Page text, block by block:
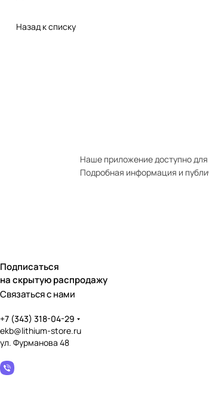
Назад к списку
Наше приложение доступно для
Подробная информация и
Подписаться
на скрытую распродажу
Связаться с нами
+7 (343) 318-04-29
ekb@lithium-store.ru
ул. Фурманова 48